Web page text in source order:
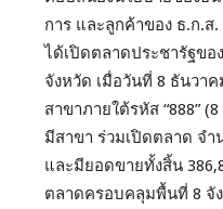
การ และลูกค้าของ ธ.ก.ส
ได้เปิดตลาดประชารัฐข
จังหวัด เมื่อวันที่ 8 ธันวา
สาขาภายใต้รหัส “888”
มีสาขา ร่วมเปิดตลาด จำ
และมียอดขายทั้งสิ้น
ตลาดครอบคลุมพื้นที่ 8 จั